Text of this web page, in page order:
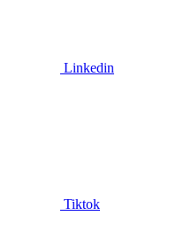
Linkedin
Tiktok